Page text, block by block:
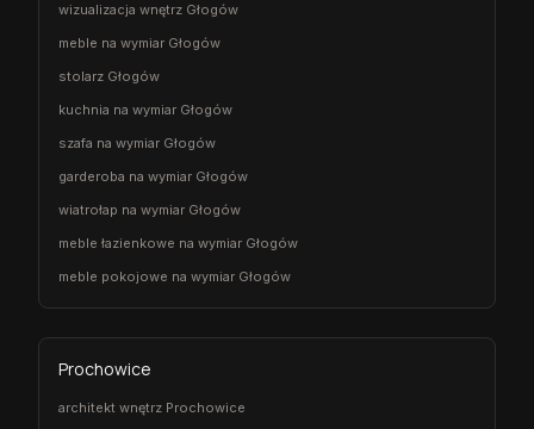
wizualizacja wnętrz Głogów
meble na wymiar Głogów
stolarz Głogów
kuchnia na wymiar Głogów
szafa na wymiar Głogów
garderoba na wymiar Głogów
wiatrołap na wymiar Głogów
meble łazienkowe na wymiar Głogów
meble pokojowe na wymiar Głogów
Prochowice
architekt wnętrz Prochowice